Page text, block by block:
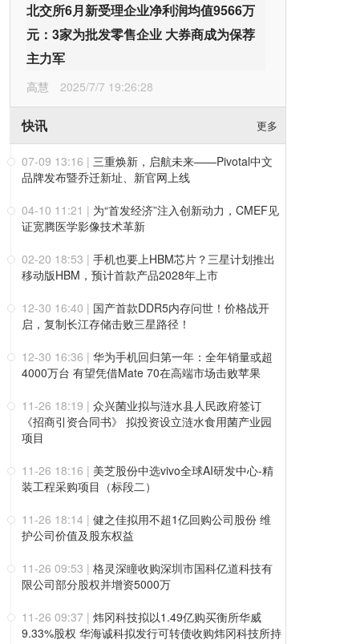
北交所6月新受理企业净利润均值9566万
元：3家为批发零售企业 大券商成为保荐
主力军
高慧 2025/7/7 19:26:28
快讯 更多
07-09 13:16 | 三重焕新，启航未来——Pivotal中文
品牌发布暨乔迁新址、新官网上线
04-10 11:21 | 为“首发经济”注入创新动力，CMEF见
证宽腾医学影像技术革新
02-20 18:53 | 手机也要上HBM芯片？三星计划推出
移动版HBM，预计首款产品2028年上市
12-30 16:40 | 国产首款DDR5内存问世！价格战开
启，复制长江存储击败三星路径！
12-30 16:36 | 华为手机回归第一年：全年销量或超
4000万台 有望凭借Mate 70在高端市场击败苹果
11-26 18:19 | 众兴菌业拟与涟水县人民政府签订
《招商引资合同书》 拟投资设立涟水食用菌产业园
项目
11-26 18:16 | 美芝股份中选vivo全球AI研发中心-精
装工程采购项目（标段二）
11-26 18:14 | 健之佳拟用不超1亿回购公司股份 维
护公司价值及股东权益
11-26 09:53 | 格灵深瞳收购深圳市国科亿道科技有
限公司部分股权并增资5000万
11-26 09:37 | 炜冈科技拟以1.49亿购买衡所华威
9.33%股权 华海诚科拟发行可转债收购炜冈科技所持